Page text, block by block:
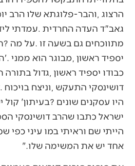
‬אחד‭ ‬יש‭ ‬את‭ ‬המשימה‭ ‬שלו‮"‬‭. ‬